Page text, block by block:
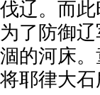
伐辽。而
为了防御
涸的河床
将耶律大石